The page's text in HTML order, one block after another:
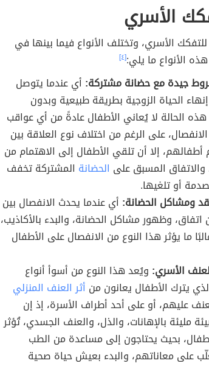
الأسري
الأسري، وتختلف الأنواع فيما بينها في
الأنواع ما يلي:[٤]
جيدة مع حضانة مشتركة: أي عندما يتوصل
الحياة الزوجية بطريقة طبيعية وبدون
الحالة لا يُعاني الأطفال عادةً من أي عواقب
على الرغم من اختلاف نوع العلاقة بين
أطفالهم، إلا أن تلقي الأطفال إلى الاهتمام من
والاتفاق المسبق على الحضانة المشتركة تخفف
أو تلغيها.
ومشاكل الحضانة: أي عندما يحدث الانفصال بين
اتفاق، وظهور مشاكل الحضانة، والبدء بالأكاذيب،
ما يؤثر هذا النوع من الانفصال على الأطفال
الأسري: ويُعد هذا النوع من أسوأ أنواع
يترك الأطفال يعانون من أثر العنف المنزلي
عليهم، أو على أحد أطراف الأسرة، إذ إن
مليئة بالإهانات، والذل، والعنف الجسدي، تُؤثر
بحيث يحتاجون إلى مساعدة من الطب
على معاناتهم، والبدء بعيش حياة صحية